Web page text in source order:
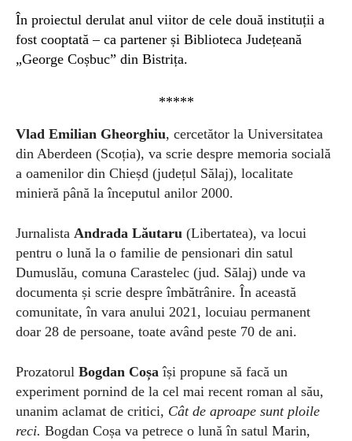
În proiectul derulat anul viitor de cele două instituții a
fost cooptată – ca partener și Biblioteca Județeană
„George Coșbuc” din Bistrița.
*****
Vlad Emilian Gheorghiu, cercetător la Universitatea
din Aberdeen (Scoția), va scrie despre memoria socială
a oamenilor din Chieșd (județul Sălaj), localitate
minieră până la începutul anilor 2000.
Jurnalista Andrada Lăutaru (Libertatea), va locui
pentru o lună la o familie de pensionari din satul
Dumuslău, comuna Carastelec (jud. Sălaj) unde va
documenta și scrie despre îmbătrânire. În această
comunitate, în vara anului 2021, locuiau permanent
doar 28 de persoane, toate având peste 70 de ani.
Prozatorul Bogdan Coșa își propune să facă un
experiment pornind de la cel mai recent roman al său,
unanim aclamat de critici, Cât de aproape sunt ploile
reci. Bogdan Coșa va petrece o lună în satul Marin,